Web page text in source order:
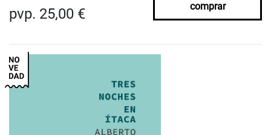
pvp. 25,00 € comprar